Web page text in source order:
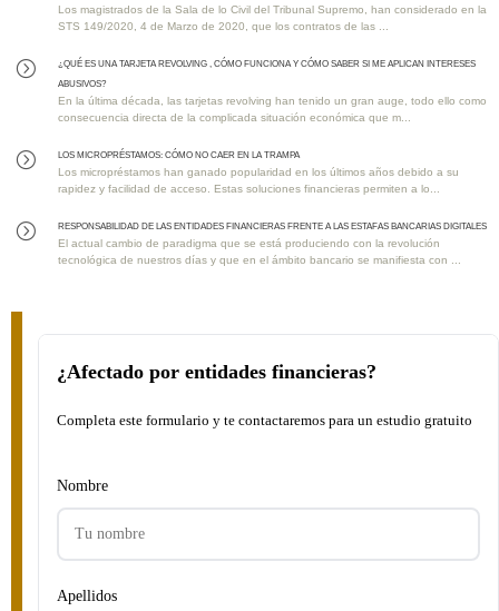
Los magistrados de la Sala de lo Civil del Tribunal Supremo, han considerado en la
STS 149/2020, 4 de Marzo de 2020, que los contratos de las ...
=
¿QUÉ ES UNA TARJETA REVOLVING , CÓMO FUNCIONA Y CÓMO SABER SI ME APLICAN INTERESES
ABUSIVOS?
En la última década, las tarjetas revolving han tenido un gran auge, todo ello como
consecuencia directa de la complicada situación económica que m...
= Los MICROPRÉSTAMOS: Cómo No Caer en la Trampa
Los micropréstamos han ganado popularidad en los últimos años debido a su
rapidez y facilidad de acceso. Estas soluciones financieras permiten a lo...
= RESPONSABILIDAD DE LAS ENTIDADES FINANCIERAS FRENTE A LAS ESTAFAS BANCARIAS DIGITALES
El actual cambio de paradigma que se está produciendo con la revolución
tecnológica de nuestros días y que en el ámbito bancario se manifiesta con ...
¿Afectado por entidades financieras?
Completa este formulario y te contactaremos para un estudio gratuito
Nombre
Apellidos